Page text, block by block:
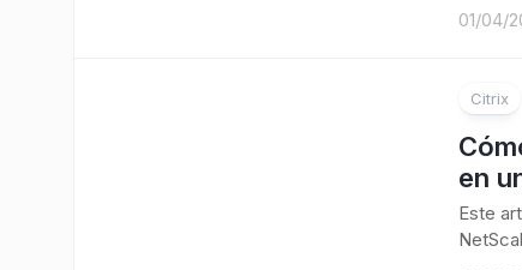
01/04/
Citrix
en
Este